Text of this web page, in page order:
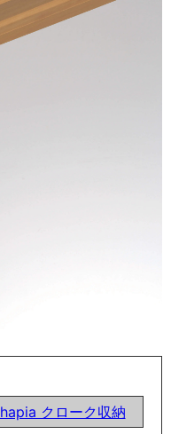
hapia クローク収納